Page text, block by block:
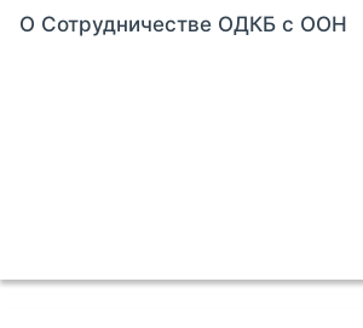
О Сотрудничестве ОДКБ с ООН